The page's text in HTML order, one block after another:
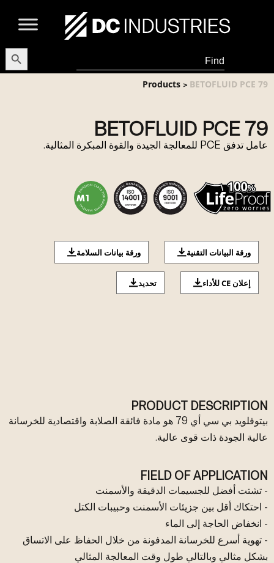
Search
for:
Button
Products >BETOFLUID PCE 79
BETOFLUID PCE 79
عامل تدفق PCE للمعالجة الجيدة والقوة المبكرة المثالية.
ورقة البيانات التقنية ورقة بيانات السلامة
إعلان CE للأداء تحديد
PRODUCT DESCRIPTION
بيتوفلويد بي سي أي 79 هو مادة فائقة الصلابة واقتصادية للخرسانة
عالية الجودة ذات قوى عالية.
FIELD OF APPLICATION
- تشتت أفضل للجسيمات الدقيقة والأسمنت
- احتكاك أقل بين جزيئات الأسمنت وحبيبات الكتل
- انخفاض الحاجة إلى الماء
- تهوية أسرع للخرسانة المدفونة من خلال الحفاظ على الاتساق
بشكل مثالي وبالتالي طول وقت المعالجة المثالي